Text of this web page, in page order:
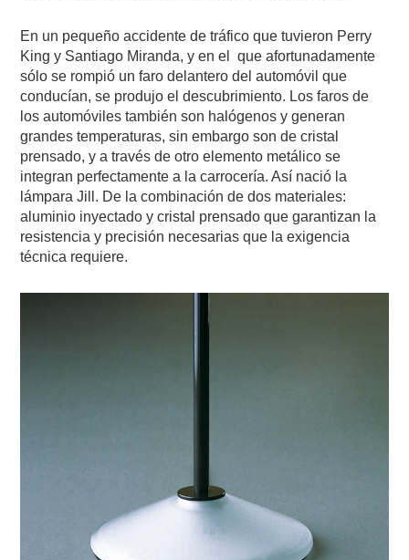
En un pequeño accidente de tráfico que tuvieron Perry
King y Santiago Miranda, y en el que afortunadamente
sólo se rompió un faro delantero del automóvil que
conducían, se produjo el descubrimiento. Los faros de
los automóviles también son halógenos y generan
grandes temperaturas, sin embargo son de cristal
prensado, y a través de otro elemento metálico se
integran perfectamente a la carrocería. Así nació la
lámpara Jill. De la combinación de dos materiales:
aluminio inyectado y cristal prensado que garantizan la
resistencia y precisión necesarias que la exigencia
técnica requiere.